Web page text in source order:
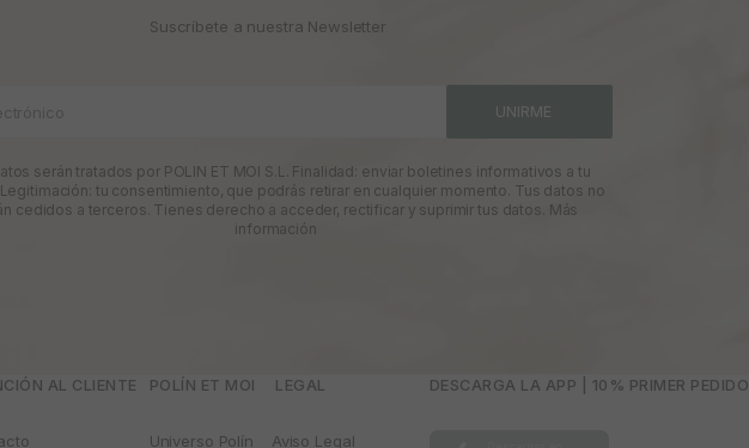
Suscríbete a nuestra Newsletter
UNIRME
serán tratados por POLIN ET MOI S.L. Finalidad: enviar boletines informativos a tu
tu consentimiento, que podrás retirar en cualquier momento. Tus datos no
cedidos a terceros. Tienes derecho a acceder, rectificar y suprimir tus datos. Más
información
AL CLIENTE POLÍN ET MOI
Universo Polín
­ LEGAL
Aviso Legal
DESCARGA LA APP | 10% PRIMER PEDIDO